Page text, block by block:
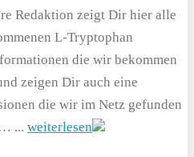
Redaktion zeigt Dir hier alle
L-Tryptophan
die wir bekommen
zeigen Dir auch eine
die wir im Netz gefunden
... weiterlesen